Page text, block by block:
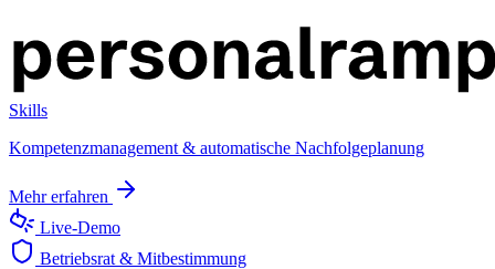
Skills
Kompetenzmanagement & automatische Nachfolgeplanung
Mehr erfahren
Live-Demo
Betriebsrat & Mitbestimmung